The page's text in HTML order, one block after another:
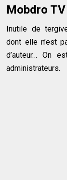
Mobdro
Inutile de
dont elle n’est
d’auteur… On
administrateurs.